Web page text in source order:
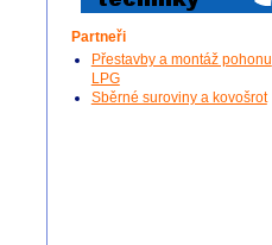
Partneři
Přestavby a montáž pohonu
LPG
Sběrné suroviny a kovošrot